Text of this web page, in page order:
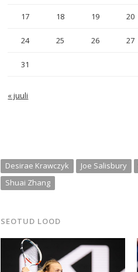
17 18 19 20
24 25 26 27
31
« juuli
Desirae Krawczyk Joe Salisbury
Shuai Zhang
SEOTUD LOOD